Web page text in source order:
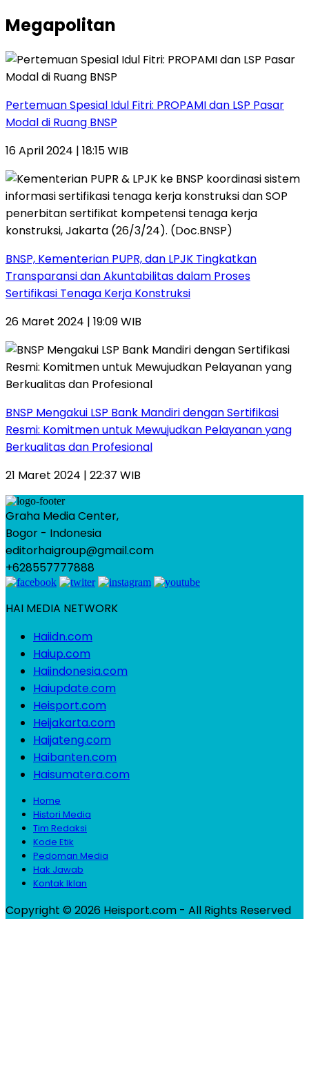
Megapolitan
Pertemuan Spesial Idul Fitri: PROPAMI dan LSP Pasar
Modal di Ruang BNSP
16 April 2024 | 18:15 WIB
BNSP, Kementerian PUPR, dan LPJK Tingkatkan
Transparansi dan Akuntabilitas dalam Proses
Sertifikasi Tenaga Kerja Konstruksi
26 Maret 2024 | 19:09 WIB
BNSP Mengakui LSP Bank Mandiri dengan Sertifikasi
Resmi: Komitmen untuk Mewujudkan Pelayanan yang
Berkualitas dan Profesional
21 Maret 2024 | 22:37 WIB
Graha Media Center,
Bogor - Indonesia
editorhaigroup@gmail.com
+628557777888
HAI MEDIA NETWORK
Haiidn.com
Haiup.com
Haiindonesia.com
Haiupdate.com
Heisport.com
Heijakarta.com
Haijateng.com
Haibanten.com
Haisumatera.com
Home
Histori Media
Tim Redaksi
Kode Etik
Pedoman Media
Hak Jawab
Kontak Iklan
Copyright © 2026 Heisport.com - All Rights Reserved